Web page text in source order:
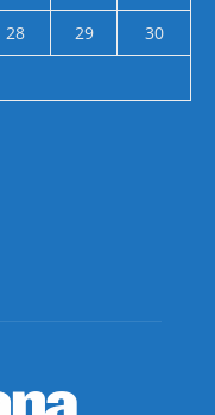
28 29
30